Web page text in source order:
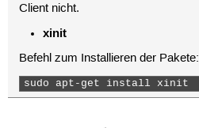
Client nicht.
xinit
Befehl zum Installieren der Pakete:
sudo apt-get install xinit